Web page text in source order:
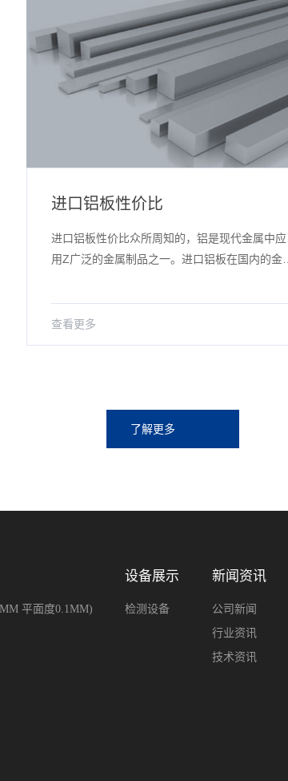
进口铝板性价比
进口铝板性价比众所周知的，铝是现代金属中应
用Z广泛的金属制品之一。进口铝板在国内的金属
国产都算完胜。因为铝材料聚集了所...
查看更多
了解更多
平面度0.1MM)
设备展示
检测设备
新闻资讯
公司新闻
行业资讯
技术资讯